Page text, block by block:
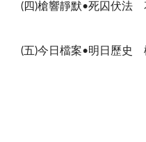
(四)槍響靜默•死囚伏法
(五 )今日檔案•明日歷史